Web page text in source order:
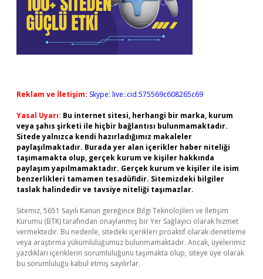
Reklam ve İletişim: Skype: live:.cid.575569c608265c69
Yasal Uyarı: Bu internet sitesi, herhangi bir marka, kurum
veya şahıs şirketi ile hiçbir bağlantısı bulunmamaktadır.
Sitede yalnızca kendi hazırladığımız makaleler
paylaşılmaktadır. Burada yer alan içerikler haber niteliği
taşımamakta olup, gerçek kurum ve kişiler hakkında
paylaşım yapılmamaktadır. Gerçek kurum ve kişiler ile isim
benzerlikleri tamamen tesadüfidir. Sitemizdeki bilgiler
taslak halindedir ve tavsiye niteliği taşımazlar.
Sitemiz, 5651 Sayılı Kanun gereğince Bilgi Teknolojileri ve İletişim
Kurumu (BTK) tarafından onaylanmış bir Yer Sağlayıcı olarak hizmet
vermektedir. Bu nedenle, sitedeki içerikleri proaktif olarak denetleme
veya araştırma yükümlülüğümüz bulunmamaktadır. Ancak, üyelerimiz
yazdıkları içeriklerin sorumluluğunu taşımakta olup, siteye üye olarak
bu sorumluluğu kabul etmiş sayılırlar.